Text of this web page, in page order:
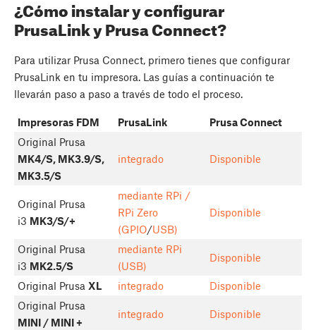
¿Cómo instalar y configurar
PrusaLink y Prusa Connect?
Para utilizar Prusa Connect, primero tienes que configurar
PrusaLink en tu impresora. Las guías a continuación te
llevarán paso a paso a través de todo el proceso.
Impresoras FDM PrusaLink
Prusa Connect
Original Prusa
MK4/S, MK3.9/S,
MK3.5/S
integrado Disponible
Original Prusa
i3 MK3/S/+
mediante RPi /
RPi Zero
(GPIO/USB)
Disponible
Original Prusa
i3 MK2.5/S
mediante RPi
(USB)
Disponible
Original Prusa XL integrado
Disponible
Original Prusa
MINI / MINI +
integrado Disponible